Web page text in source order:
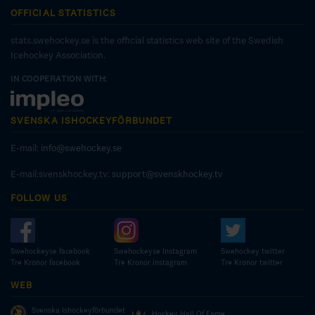
OFFICIAL STATISTICS
stats.swehockey.se is the official statistics web site of the Swedish
Icehockey Association.
IN COOPERATION WITH:
SVENSKA ISHOCKEYFÖRBUNDET
E-mail: info@swehockey.se
E-mail:svenskhockey.tv: support@svenskhockey.tv
FOLLOW US
Swehockeyse facebook
Tre Kronor facebook
Swehockeyse Instagram
Tre Kronor instagram
Swehockey twitter
Tre Kronor twitter
WEB
Svenska Ishockeyförbundet